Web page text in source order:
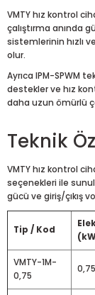
VMTY hız kontrol
çalıştırma anında
sistemlerinin hızlı
olur.
Ayrıca IPM-SPWM
destekler ve hız
daha uzun ömürlü
Teknik
VMTY hız kontrol
seçenekleri ile
gücü ve giriş/çıkış
Tip / Kod
VMTY-1M-
0,75
0,75